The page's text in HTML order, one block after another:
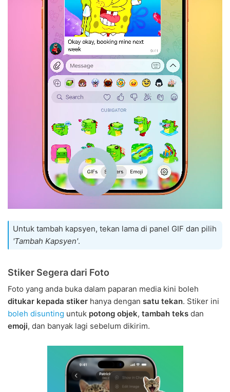
Untuk tambah kapsyen, tekan lama di panel GIF dan pilih
'Tambah Kapsyen'.
Stiker Segera dari Foto
Foto yang anda buka dalam paparan media kini boleh
ditukar kepada stiker hanya dengan satu tekan. Stiker ini
boleh disunting untuk potong objek, tambah teks dan
emoji, dan banyak lagi sebelum dikirim.